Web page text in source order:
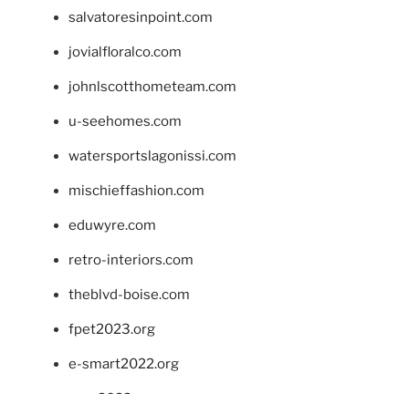
salvatoresinpoint.com
jovialfloralco.com
johnlscotthometeam.com
u-seehomes.com
watersportslagonissi.com
mischieffashion.com
eduwyre.com
retro-interiors.com
theblvd-boise.com
fpet2023.org
e-smart2022.org